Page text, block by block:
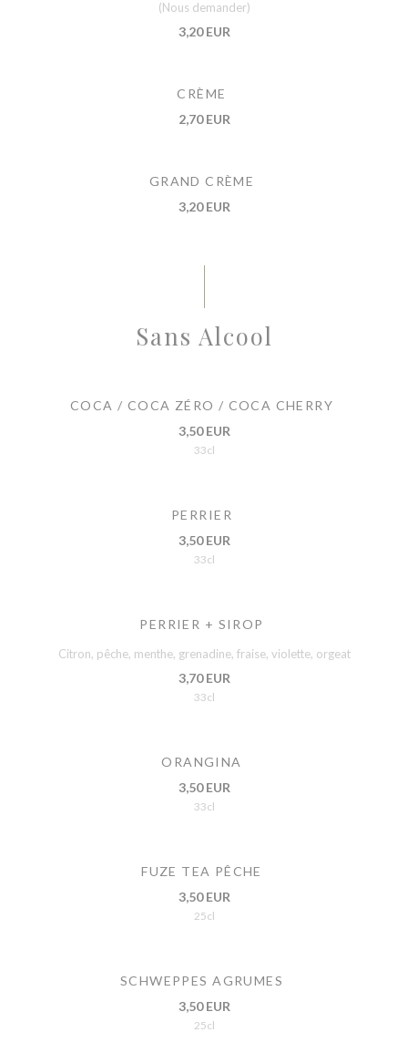
(Nous demander)
3,20 EUR
CRÈME
2,70 EUR
GRAND CRÈME
3,20 EUR
Sans Alcool
COCA / COCA ZÉRO / COCA CHERRY
3,50 EUR
33cl
PERRIER
3,50 EUR
33cl
PERRIER + SIROP
Citron, pêche, menthe, grenadine, fraise, violette, orgeat
3,70 EUR
33cl
ORANGINA
3,50 EUR
33cl
FUZE TEA PÊCHE
3,50 EUR
25cl
SCHWEPPES AGRUMES
3,50 EUR
25cl